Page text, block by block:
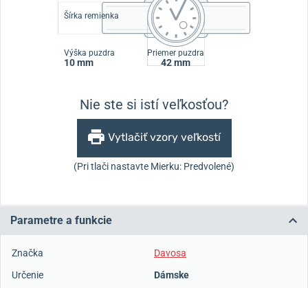
Šírka remienka
Výška puzdra
10 mm
Priemer puzdra
42 mm
Nie ste si istí veľkosťou?
Vytlačiť vzory veľkostí
(Pri tlači nastavte Mierku: Predvolené)
Parametre a funkcie
Značka
Davosa
Určenie
Dámske